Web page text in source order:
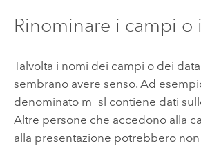
Rinominare i campi o
Talvolta i nomi dei campi o dei
sembrano avere senso. Ad
denominato m_sl contiene dati
Altre persone che accedono alla
alla presentazione potrebbero